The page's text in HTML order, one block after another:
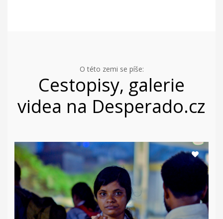
O této zemi se píše:
Cestopisy, galerie
videa na Desperado.cz